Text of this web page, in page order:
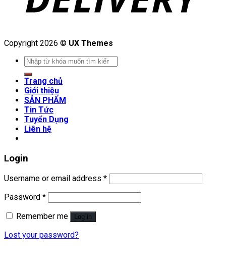
Copyright 2026 © UX Themes
Search
for:
Trang chủ
Giới thiệu
SẢN PHẨM
Tin Tức
Tuyển Dụng
Liên hệ
Login
Username or email address *
Password *
Remember me
Log in
Lost your password?